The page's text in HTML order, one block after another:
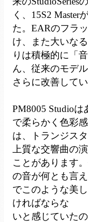
く、15S2
た。EARのフラ
け、また大いな
りは積極的に「
ん、従来のモデ
さらに改善してい
PM8005 Studio
で柔らかく色彩
は、トランジス
上質な交響曲の
ことがあります
の音が何とも言
でこのような美
ければならな
いと感じていた